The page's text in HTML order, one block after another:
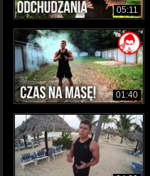
05:11
01:40